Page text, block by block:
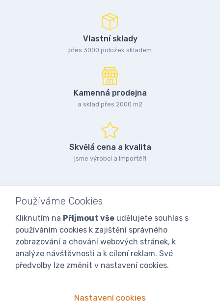
Vlastní sklady
přes 3000 položek skladem
Kamenná prodejna
a sklad přes 2000 m2
Skvělá cena a kvalita
jsme výrobci a importéři
Používáme Cookies
Kliknutím na Přijmout vše udělujete souhlas s
používáním cookies k zajištění správného
zobrazování a chování webových stránek, k
analýze návštěvnosti a k cílení reklam. Své
předvolby lze změnit v nastavení cookies.
Nastavení cookies